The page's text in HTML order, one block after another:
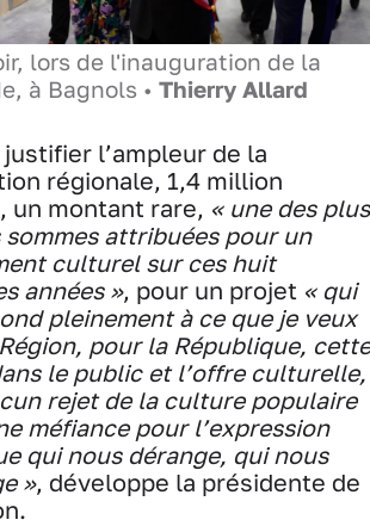
lors de l'inauguration de la
à Bagnols • Thierry Allard
justifier l’ampleur de la
régionale, 1,4 million
un montant rare, « une des plus
sommes attribuées pour un
culturel sur ces huit
années », pour un projet « qui
pleinement à ce que je veux
pour la République, cette
le public et l’offre culturelle,
rejet de la culture populaire
méfiance pour l’expression
qui nous dérange, qui nous
», développe la présidente de